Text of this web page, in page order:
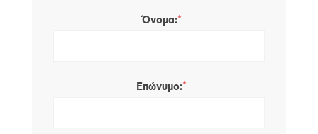
Όνομα:*
Επώνυμο:*